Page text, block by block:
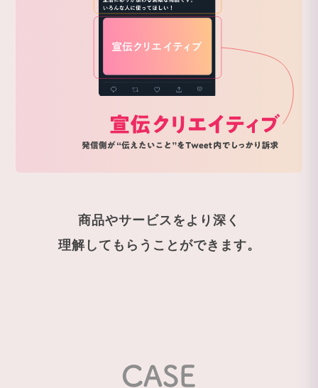
商品やサービスをより深く
理解してもらうことができます。